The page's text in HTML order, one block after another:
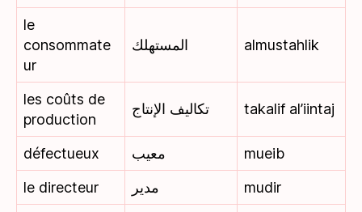
le
consommate
ur
المستهلك almustahlik
les coûts de
production
تكاليف الإنتاج takalif al’iintaj
défectueux معيب
mueib
le directeur
مدير
mudir